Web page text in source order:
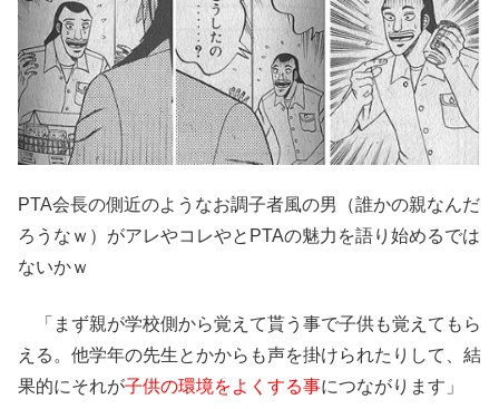
PTA会長の側近のようなお調子者風の男（誰かの親なんだ
ろうなｗ）がアレやコレやとPTAの魅力を語り始めるでは
ないかｗ
「まず親が学校側から覚えて貰う事で子供も覚えてもら
える。他学年の先生とかからも声を掛けられたりして、結
果的にそれが子供の環境をよくする事につながります」